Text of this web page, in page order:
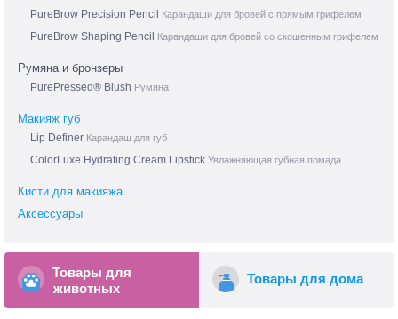
PureBrow Precision Pencil Карандаши для бровей с прямым грифелем
PureBrow Shaping Pencil Карандаши для бровей со скошенным грифелем
Румяна и бронзеры
PurePressed® Blush Румяна
Макияж губ
Lip Definer Карандаш для губ
ColorLuxe Hydrating Cream Lipstick Увлажняющая губная помада
Кисти для макияжа
Аксессуары
Товары для
животных
Товары для дома